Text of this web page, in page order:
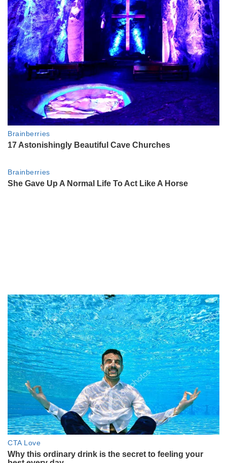
ENTRETENIMIENTO
La intimidad del cumpleaños
sorpresa de Nico Vázquez: su
primer gran festejo enamorado
de Dai Fernández
GALERIAS
En fotos, los mejores looks de los
Premios Sur 2026
LIFESTYLE
En 20 fotos: así es por dentro la
mostró orgullosa tras años de
Cumbre cultural en la calle
Ángela Torres apostó al glamour
dramático para el momento más
emotivo de los Martín Fierro
2026: en fotos, los detalles de su
look
ENTRETENIMIENTO
"Sos un ser maravilloso": la
romántica escapada de Matías
Bertolotti al Delta para celebrar
su sexto aniversario
ENTRETENIMIENTO
El momento más íntimo de
Roberto García Moritán y su
expareja, Milagros Brito: "flores",
confesiones y definiciones
GALERIAS